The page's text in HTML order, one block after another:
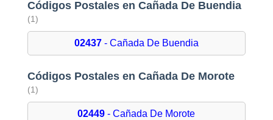
Códigos Postales en Cañada De Buendia
(1)
02437- Cañada De Buendia
Códigos Postales en Cañada De Morote
(1)
02449 - Cañada De Morote